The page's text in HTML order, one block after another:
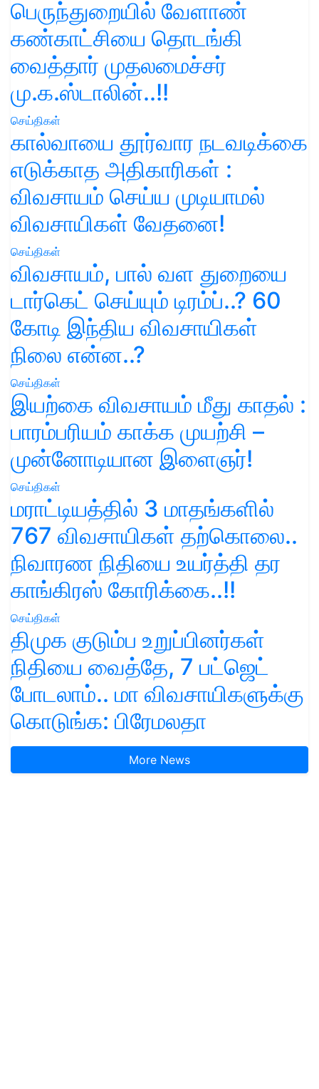
பெருந்துறையில் வேளாண்
கண்காட்சியை தொடங்கி
வைத்தார் முதலமைச்சர்
மு.க.ஸ்டாலின்..!!
செய்திகள்
கால்வாயை தூர்வார நடவடிக்கை
எடுக்காத அதிகாரிகள் :
விவசாயம் செய்ய முடியாமல்
விவசாயிகள் வேதனை!
செய்திகள்
விவசாயம், பால் வள துறையை
டார்கெட் செய்யும் டிரம்ப்..? 60
கோடி இந்திய விவசாயிகள்
நிலை என்ன..?
செய்திகள்
இயற்கை விவசாயம் மீது காதல் :
பாரம்பரியம் காக்க முயற்சி –
முன்னோடியான இளைஞர்!
செய்திகள்
மராட்டியத்தில் 3 மாதங்களில்
767 விவசாயிகள் தற்கொலை..
நிவாரண நிதியை உயர்த்தி தர
காங்கிரஸ் கோரிக்கை..!!
செய்திகள்
திமுக குடும்ப உறுப்பினர்கள்
நிதியை வைத்தே, 7 பட்ஜெட்
போடலாம்.. மா விவசாயிகளுக்கு
கொடுங்க: பிரேமலதா
More News